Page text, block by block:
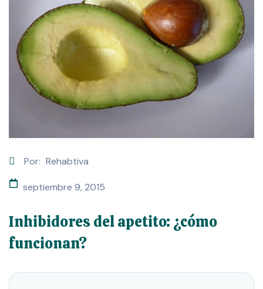
Por: Rehabtiva
septiembre 9, 2015
Inhibidores del apetito: ¿cómo
funcionan?